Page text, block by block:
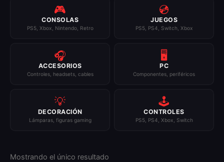
🎮
CONSOLAS
PS5, Xbox, Nintendo, Retro
💿
JUEGOS
PS5, PS4, Switch, Xbox
🎧
ACCESORIOS
Controles, headsets, cables
🖥️
PC
Componentes, periféricos
💡
DECORACIÓN
Lámparas, figuras gaming
🕹️
CONTROLES
PS5, PS4, Xbox, Switch
Mostrando el único resultado